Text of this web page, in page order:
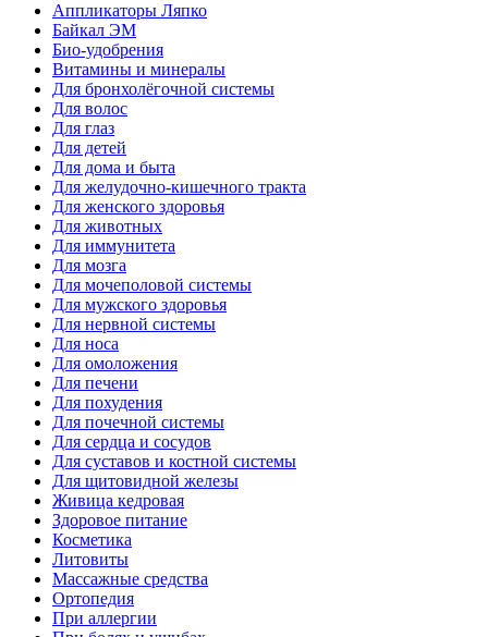
Аппликаторы Ляпко
Байкал ЭМ
Био-удобрения
Витамины и минералы
Для бронхолёгочной системы
Для волос
Для глаз
Для детей
Для дома и быта
Для желудочно-кишечного тракта
Для женского здоровья
Для животных
Для иммунитета
Для мозга
Для мочеполовой системы
Для мужского здоровья
Для нервной системы
Для носа
Для омоложения
Для печени
Для похудения
Для почечной системы
Для сердца и сосудов
Для суставов и костной системы
Для щитовидной железы
Живица кедровая
Здоровое питание
Косметика
Литовиты
Массажные средства
Ортопедия
При аллергии